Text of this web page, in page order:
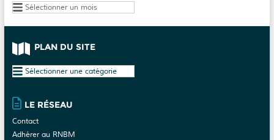
Archives
PLAN DU SITE
Plan
site
LE RÉSEAU
Contact
Adhérer au RNBM